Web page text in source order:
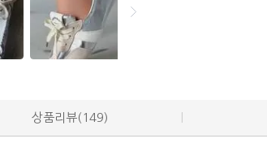
상품리뷰(149)